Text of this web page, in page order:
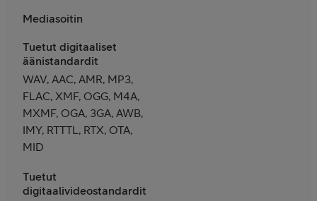
Mediasoitin
Tuetut digitaaliset
äänistandardit
WAV, AAC, AMR, MP3,
FLAC, XMF, OGG, M4A,
MXMF, OGA, 3GA, AWB,
IMY, RTTTL, RTX, OTA,
MID
Tuetut
digitaalivideostandardit